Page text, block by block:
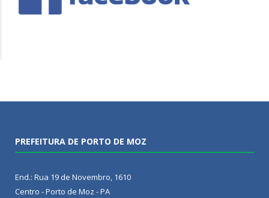
PREFEITURA DE PORTO DE MOZ
End.: Rua 19 de Novembro, 1610
Centro - Porto de Moz - PA